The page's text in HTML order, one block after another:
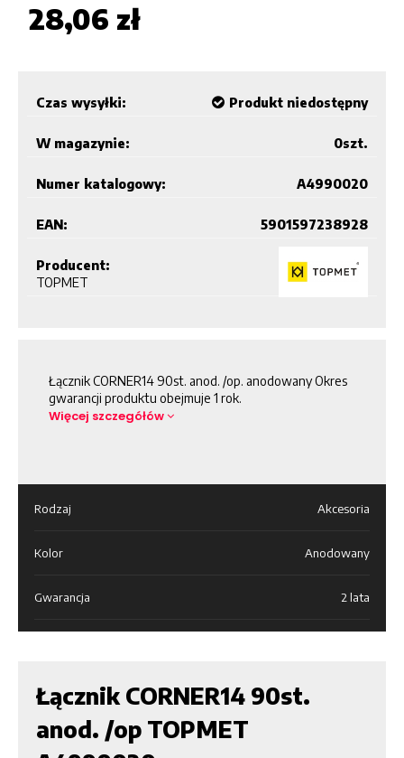
28,06 zł
Czas wysyłki: Produkt niedostępny
W magazynie: szt.
0
Numer katalogowy: A4990020
EAN: 5901597238928
Producent:
TOPMET
Łącznik CORNER14 90st. anod. /op. anodowany Okres
gwarancji produktu obejmuje 1 rok.
Więcej szczegółów
Rodzaj Akcesoria
Kolor Anodowany
Gwarancja 2 lata
Łącznik CORNER14 90st.
anod. /op TOPMET